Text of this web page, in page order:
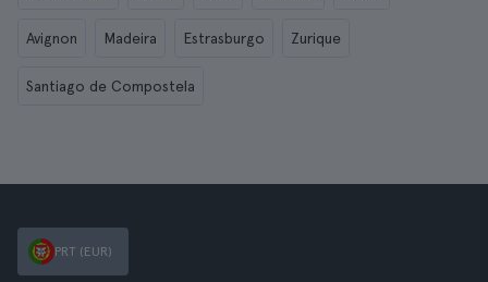
Avignon Madeira Estrasburgo Zurique
Santiago de Compostela
PRT (EUR)